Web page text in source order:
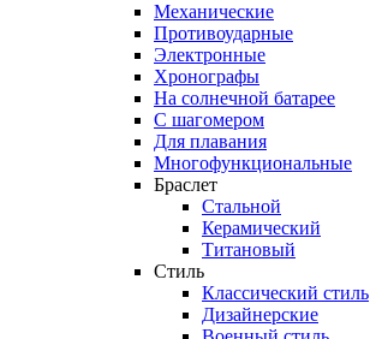
Механические
Противоударные
Электронные
Хронографы
На солнечной батарее
С шагомером
Для плавания
Многофункциональные
Браслет
Стальной
Керамический
Титановый
Стиль
Классический стиль
Дизайнерские